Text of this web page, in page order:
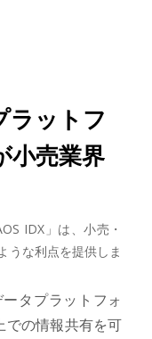
ラットフ
小売業界
IDX」は、小売・
うな利点を提供しま
タプラットフォ
での情報共有を可